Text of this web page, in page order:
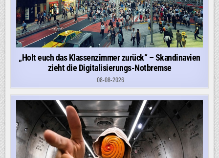
„Holt euch das Klassenzimmer zurück“ – Skandinavien
zieht die Digitalisierungs-Notbremse
08-08-2026